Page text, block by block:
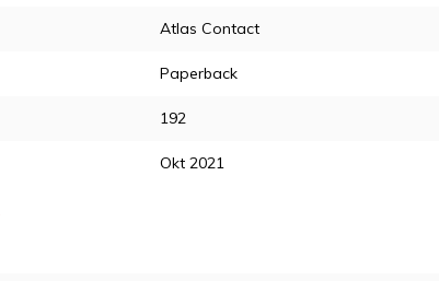
Atlas Contact
Paperback
192
Okt 2021